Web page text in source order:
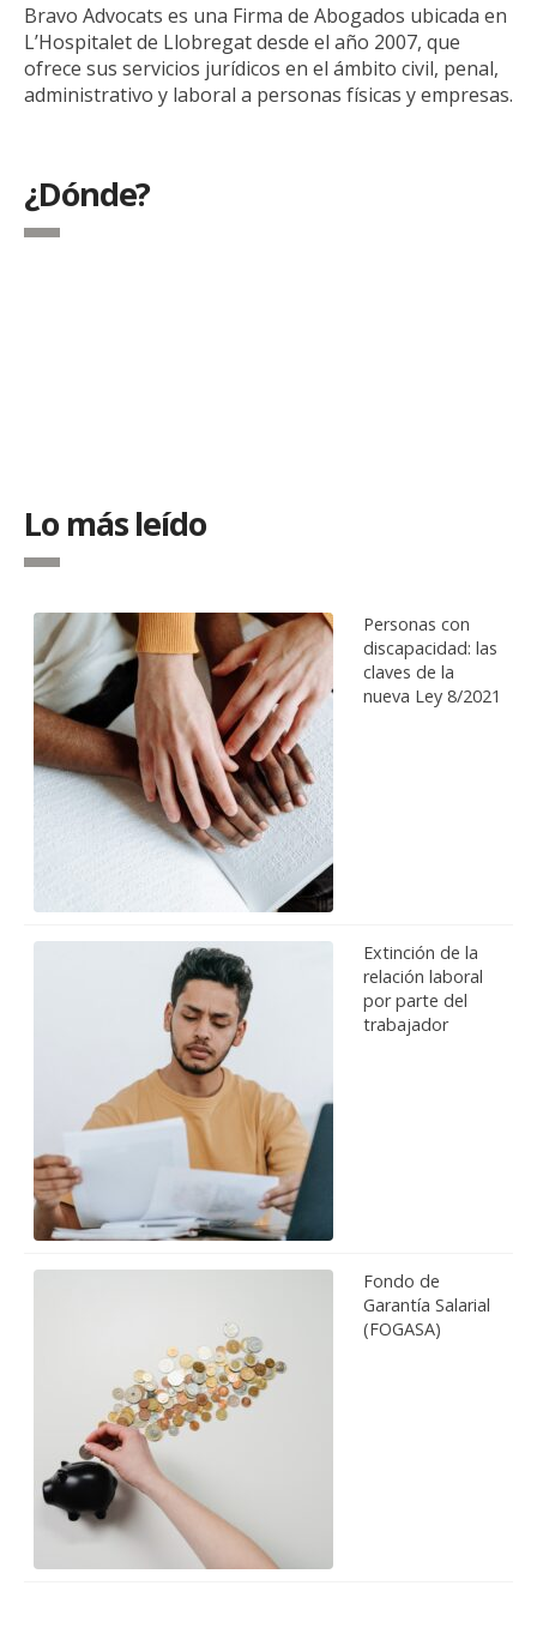
Bravo Advocats es una Firma de Abogados ubicada en
L’Hospitalet de Llobregat desde el año 2007, que
ofrece sus servicios jurídicos en el ámbito civil, penal,
administrativo y laboral a personas físicas y empresas.
¿Dónde?
Lo más leído
Personas con
discapacidad: las
claves de la
nueva Ley 8/2021
Extinción de la
relación laboral
por parte del
trabajador
Fondo de
Garantía Salarial
(FOGASA)